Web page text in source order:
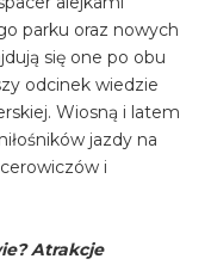
parku oraz nowych
się one po obu
odcinek wiedzie
Wiosną i latem
jazdy na
i
Atrakcje